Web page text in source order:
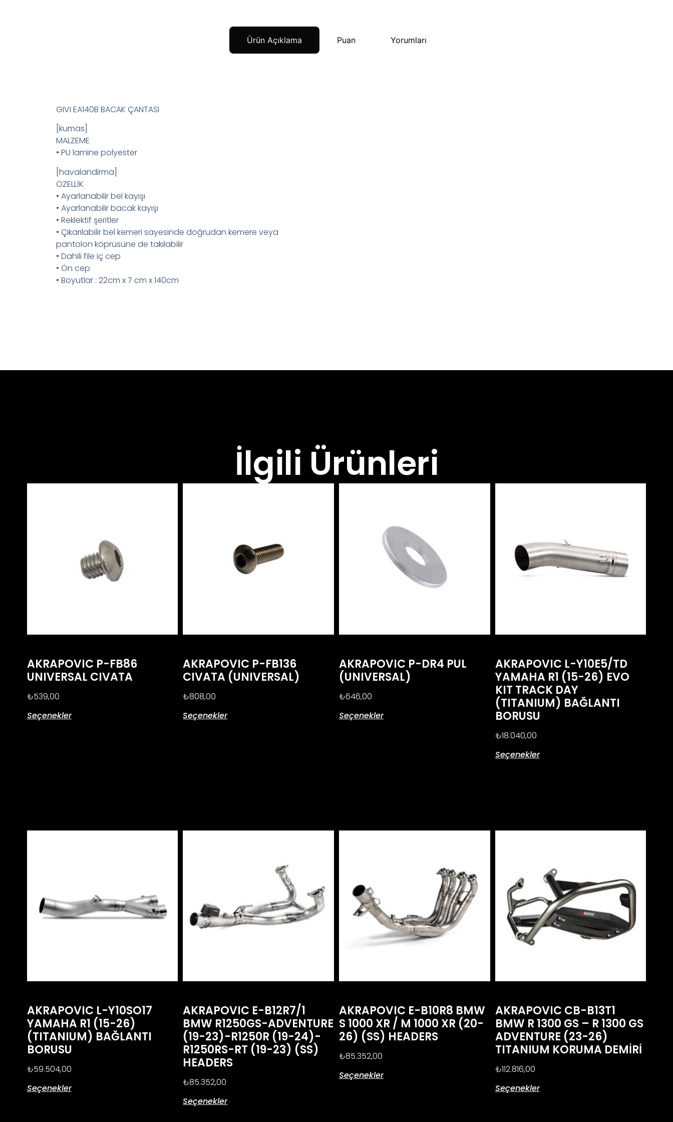
Ürün Açıklama Puan Yorumları
GIVI EA140B BACAK ÇANTASI
[kumas]
MALZEME
• PU lamine polyester
[havalandirma]
ÖZELLİK
• Ayarlanabilir bel kayışı
• Ayarlanabilir bacak kayışı
• Reklektif şeritler
• Çıkarılabilir bel kemeri sayesinde doğrudan kemere veya
pantolon köprüsüne de takılabilir
• Dahili file iç cep
• Ön cep
• Boyutlar : 22cm x 7 cm x 140cm
İlgili Ürünleri
AKRAPOVIC P-FB86
UNIVERSAL CIVATA
₺539,00
Seçenekler
AKRAPOVIC P-FB136
CIVATA (UNIVERSAL)
₺808,00
Seçenekler
AKRAPOVIC P-DR4 PUL
(UNIVERSAL)
₺646,00
Seçenekler
AKRAPOVIC L-Y10E5/TD
YAMAHA R1 (15-26) EVO
KIT TRACK DAY
(TITANIUM) BAĞLANTI
BORUSU
₺18.040,00
Seçenekler
AKRAPOVIC L-Y10SO17
YAMAHA R1 (15-26)
(TITANIUM) BAĞLANTI
BORUSU
₺59.504,00
Seçenekler
AKRAPOVIC E-B12R7/1
BMW R1250GS-ADVENTURE
(19-23)-R1250R (19-24)-
R1250RS-RT (19-23) (SS)
HEADERS
₺85.352,00
Seçenekler
AKRAPOVIC E-B10R8 BMW
S 1000 XR / M 1000 XR (20-
26) (SS) HEADERS
₺85.352,00
Seçenekler
AKRAPOVIC CB-B13T1
BMW R 1300 GS – R 1300 GS
ADVENTURE (23-26)
TITANIUM KORUMA DEMİRİ
₺112.816,00
Seçenekler